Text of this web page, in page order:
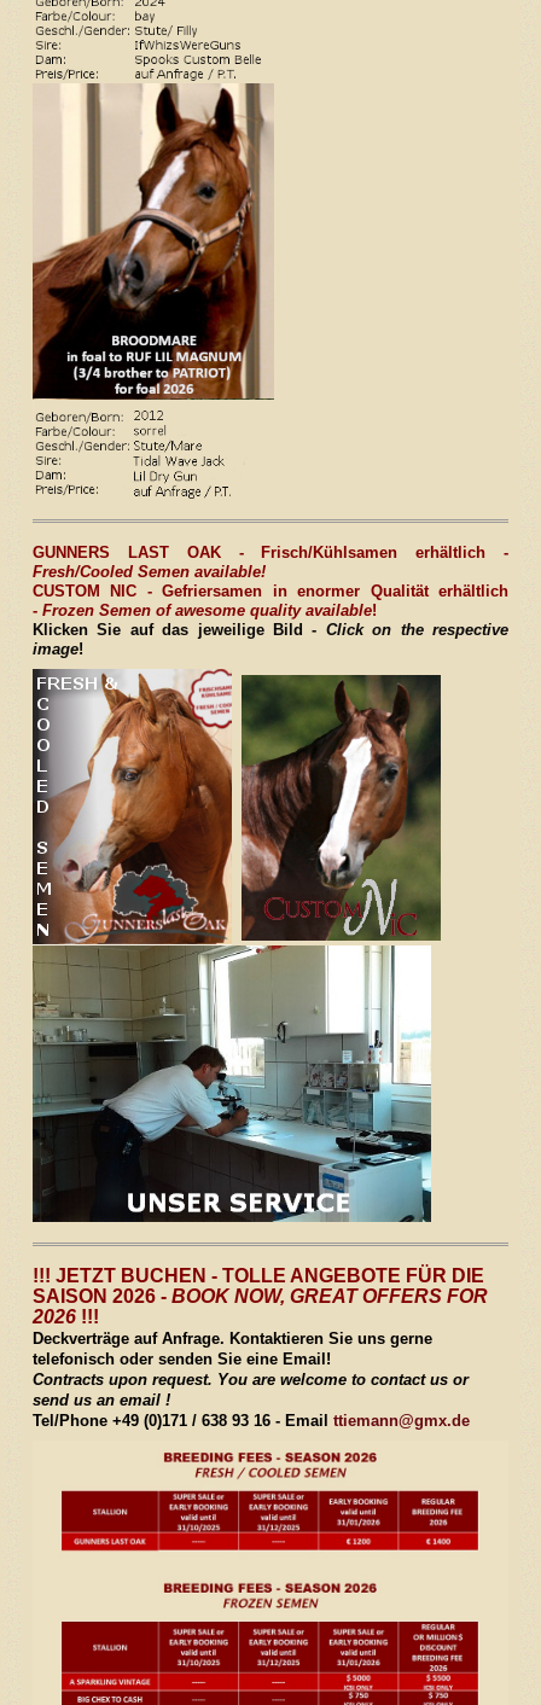
GUNNERS LAST OAK - Frisch/Kühlsamen erhältlich -
Fresh/Cooled Semen available!
CUSTOM NIC -Gefriersamen in enormer Qualität erhältlich
- Frozen Semen of awesome quality available!
Klicken Sie auf das jeweilige Bild - Click on the respective
image!
!!! JETZT BUCHEN - TOLLE ANGEBOTE FÜR DIE
SAISON 2026 - BOOK NOW, GREAT OFFERS FOR
2026!!!
Deckverträge auf Anfrage. Kontaktieren Sie uns gerne
telefonisch oder senden Sie eine Email!
Contracts upon request. You are welcome to contact us or
send us an email !
Tel/Phone +49 (0)171 / 638 93 16 - Email ttiemann@gmx.de